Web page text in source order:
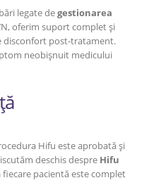
legate degestionarea
oferim suport complet și
disconfort post-tratament.
neobișnuit medicului
Hifu este aprobată și
deschis despre Hifu
fiecare pacientă este complet